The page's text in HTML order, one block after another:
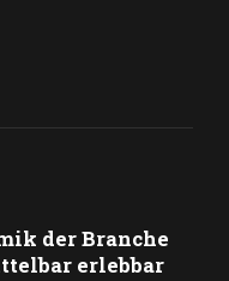
der Branche
erlebbar